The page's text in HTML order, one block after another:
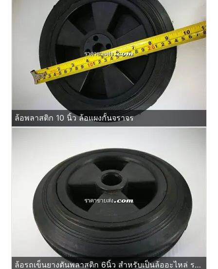
ล้อพลาสติก 10 นิ้ว ล้อแผงกั้นจราจร
ล้อรถเข็นยางตันพลาสติก 6นิ้ว สำหรับเป็นล้ออะไหล่ รถเข็นผัก รถเข็นของ แผงป้ายจราจร